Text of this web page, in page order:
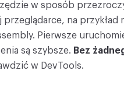
w sposób
przeglądarce, na przykład
Pierwsze
są szybsze. Bez
w DevTools.